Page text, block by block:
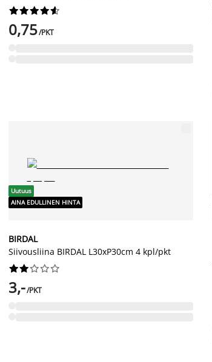






0,75/PKT
Uutuus
AINA EDULLINEN HINTA
BIRDAL
Siivousliina BIRDAL L30xP30cm 4 kpl/pkt






3,-/PKT